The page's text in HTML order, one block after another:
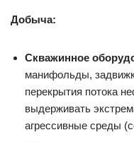
Добыча:
Скважинное
манифольды,
перекрытия потока
выдерживать
агрессивные среды